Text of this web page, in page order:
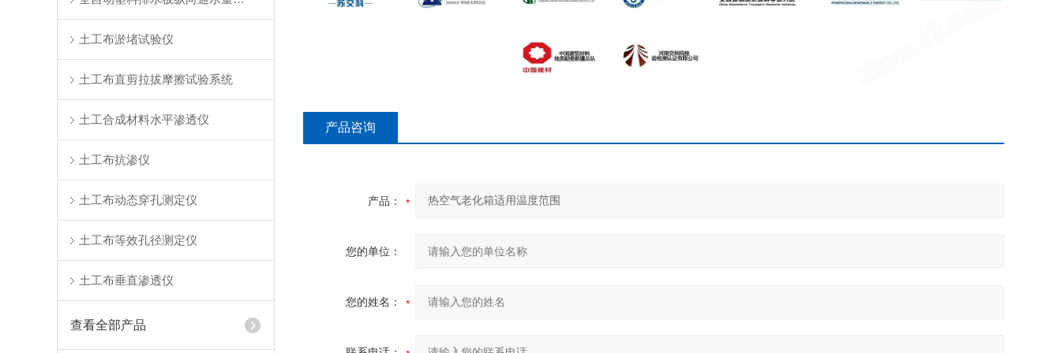
土工布淤堵试验仪
土工布直剪拉拔摩擦试验系统
土工合成材料水平渗透仪
土工布抗渗仪
土工布动态穿孔测定仪
土工布等效孔径测定仪
土工布垂直渗透仪
查看全部产品
产品咨询
产品：
您的单位：
您的姓名：